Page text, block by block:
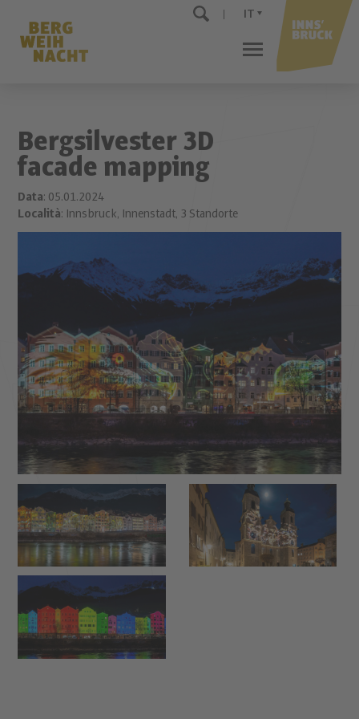
IT
Bergsilvester 3D
facade mapping
Data: 05.01.2024
Località: Innsbruck, Innenstadt, 3 Standorte